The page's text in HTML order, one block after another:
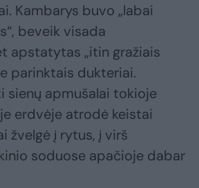
Kambarys buvo „labai
beveik visada
apstatytas „itin gražiais
parinktais dukteriai.
sienų apmušalai tokioje
erdvėje atrodė keistai
žvelgė į rytus, į virš
soduose apačioje dabar